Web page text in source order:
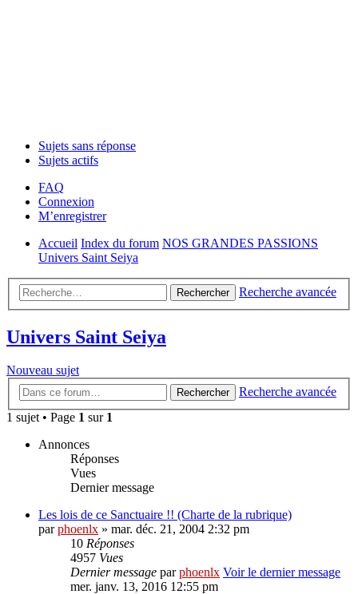
Sujets sans réponse
Sujets actifs
FAQ
Connexion
M’enregistrer
Accueil Index du forum NOS GRANDES PASSIONS
Univers Saint Seiya
Rechercher Recherche avancée
Univers Saint Seiya
Nouveau sujet
Rechercher
Recherche avancée
1 sujet • Page 1 sur 1
Annonces
Réponses
Vues
Dernier message
Les lois de ce Sanctuaire !! (Charte de la rubrique)
parphoenlx » mar. déc. 21, 2004 2:32 pm
10 Réponses
4957 Vues
Dernier message parphoenlx Voir le dernier message
mer. janv. 13, 2016 12:55 pm